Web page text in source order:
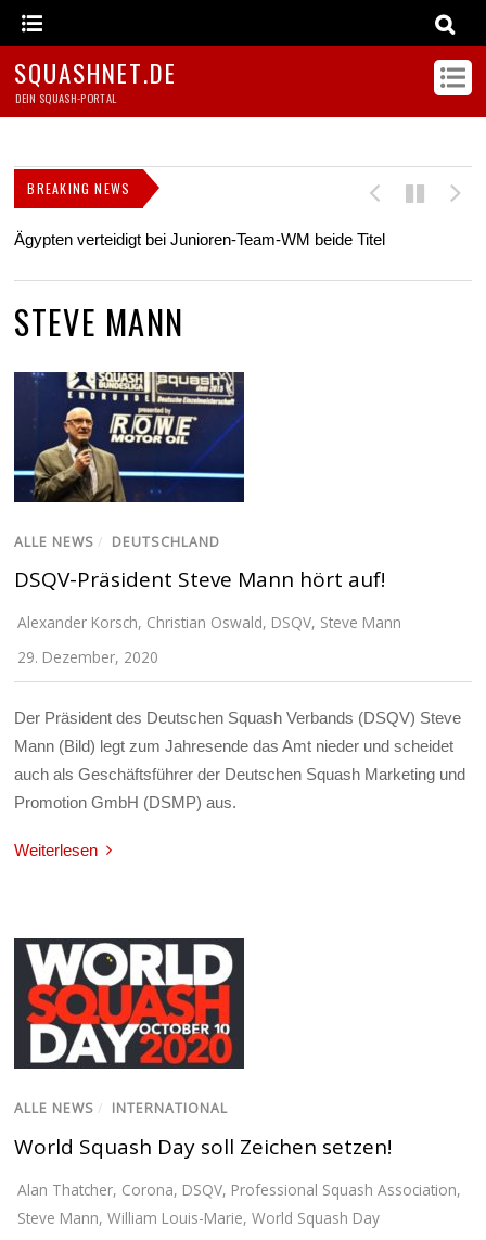
SQUASHNET.DE
DEIN SQUASH-PORTAL
BREAKING NEWS
Ägypten verteidigt bei Junioren-Team-WM beide Titel
STEVE MANN
ALLE NEWS / DEUTSCHLAND
DSQV-Präsident Steve Mann hört auf!
Alexander Korsch, Christian Oswald, DSQV, Steve Mann
29. Dezember, 2020
Der Präsident des Deutschen Squash Verbands (DSQV) Steve
Mann (Bild) legt zum Jahresende das Amt nieder und scheidet
auch als Geschäftsführer der Deutschen Squash Marketing und
Promotion GmbH (DSMP) aus.
Weiterlesen
ALLE NEWS / INTERNATIONAL
World Squash Day soll Zeichen setzen!
Alan Thatcher, Corona, DSQV, Professional Squash Association,
Steve Mann,William Louis-Marie,World Squash Day